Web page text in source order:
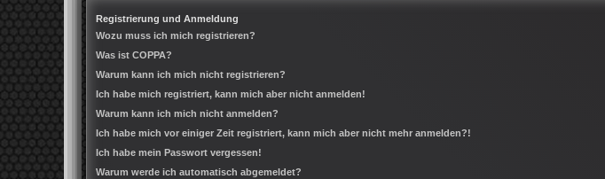
Registrierung und Anmeldung
Wozu muss ich mich registrieren?
Was ist COPPA?
Warum kann ich mich nicht registrieren?
Ich habe mich registriert, kann mich aber nicht anmelden!
Warum kann ich mich nicht anmelden?
Ich habe mich vor einiger Zeit registriert, kann mich aber nicht mehr anmelden?!
Ich habe mein Passwort vergessen!
Warum werde ich automatisch abgemeldet?